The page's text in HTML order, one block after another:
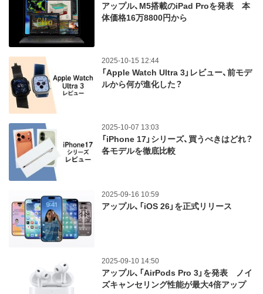
アップル、M5搭載のiPad Proを発表 本
体価格16万8800円から
2025-10-15 12:44
「Apple Watch Ultra 3」レビュー、前モデ
ルから何が進化した？
2025-10-07 13:03
「iPhone 17」シリーズ、買うべきはどれ？
各モデルを徹底比較
2025-09-16 10:59
アップル、「iOS 26」を正式リリース
2025-09-10 14:50
アップル、「AirPods Pro 3」を発表 ノイ
ズキャンセリング性能が最大4倍アップ